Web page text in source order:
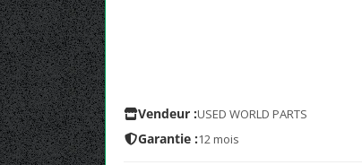
Vendeur :USED WORLD PARTS
Garantie :12 mois